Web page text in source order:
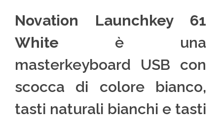
Novation Launchkey 61
White è una
masterkeyboard USB con
scocca di colore bianco,
tasti naturali bianchi e tasti